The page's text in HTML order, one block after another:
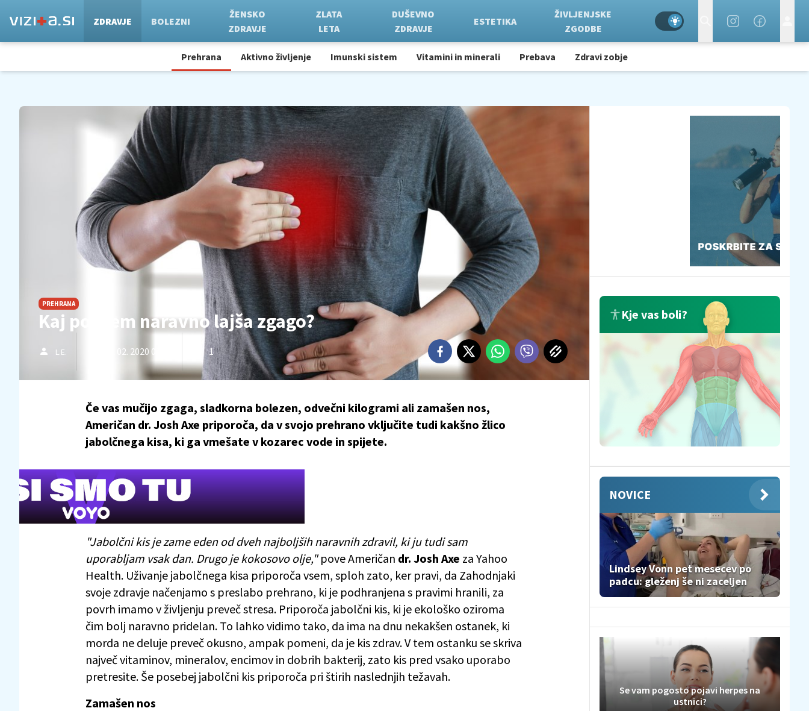
ZDRAVJE BOLEZNI
ŽENSKO
ZDRAVJE
ZLATA
LETA
DUŠEVNO
ZDRAVJE
ESTETIKA
ŽIVLJENJSKE
ZGODBE
Prehrana Aktivno življenje Imunski sistem Vitamini in minerali Prebava Zdravi zobje
PREHRANA
Kaj povsem naravno lajša zgago?
L.E. 13. 02. 2020 09.12 1
Če vas mučijo zgaga, sladkorna bolezen, odvečni kilogrami ali zamašen nos,
Američan dr. Josh Axe priporoča, da v svojo prehrano vključite tudi kakšno žlico
jabolčnega kisa, ki ga vmešate v kozarec vode in spijete.
"Jabolčni kis je zame eden od dveh najboljših naravnih zdravil, ki ju tudi sam
uporabljam vsak dan. Drugo je kokosovo olje,"pove Američan dr. Josh Axe za Yahoo
Health. Uživanje jabolčnega kisa priporoča vsem, sploh zato, ker pravi, da Zahodnjaki
svoje zdravje načenjamo s preslabo prehrano, ki je podhranjena s pravimi hranili, za
povrh imamo v življenju preveč stresa. Priporoča jabolčni kis, ki je ekološko oziroma
čim bolj naravno pridelan. To lahko vidimo tako, da ima na dnu nekakšen ostanek, ki
morda ne deluje preveč okusno, ampak pomeni, da je kis zdrav. V tem ostanku se skriva
največ vitaminov, mineralov, encimov in dobrih bakterij, zato kis pred vsako uporabo
pretresite. Še posebej jabolčni kis priporoča pri štirih naslednjih težavah.
Zamašen nos
Kje vas boli?
NOVICE
Lindsey Vonn pet mesecev po
padcu: gleženj še ni zaceljen
Se vam pogosto pojavi herpes na
ustnici?